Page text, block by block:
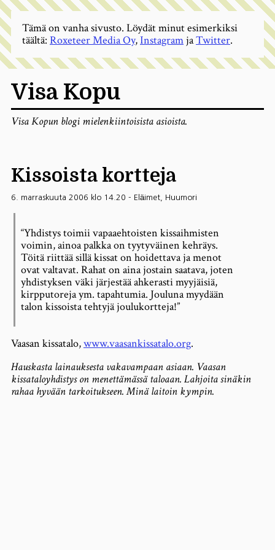
Visa Kopu
Visa Kopun blogi mielenkiintoisista asioista.
Kissoista kortteja
6. marraskuuta 2006 klo 14.20 - Eläimet, Huumori
“Yhdistys toimii vapaaehtoisten kissaihmisten
voimin, ainoa palkka on tyytyväinen kehräys.
Töitä riittää sillä kissat on hoidettava ja menot
ovat valtavat. Rahat on aina jostain saatava, joten
yhdistyksen väki järjestää ahkerasti myyjäisiä,
kirpputoreja ym. tapahtumia. Jouluna myydään
talon kissoista tehtyjä joulukortteja!”
Vaasan kissatalo,www.vaasankissatalo.org.
Hauskasta lainauksesta vakavampaan asiaan. Vaasan
kissataloyhdistys on menettämässä taloaan. Lahjoita sinäkin
rahaa hyvään tarkoitukseen. Minä laitoin kympin.
Tämä on vanha sivusto. Löydät minut esimerkiksi
täältä: Roxeteer Media Oy,InstagramjaTwitter.